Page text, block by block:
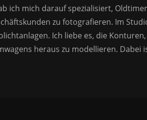
ich mich darauf spezialisiert,
zu fotografieren. Im
Ich liebe es, die
heraus zu modellieren. Dabei